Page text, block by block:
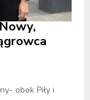
obok Piły i